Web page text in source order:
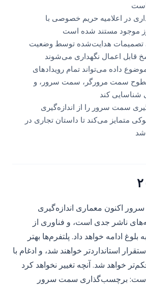
در اعلامیه حریم خصوصی با
موجود مستند شده است
هدایت‌شده توسط وضعیت
قابل اعمال نگهداری می‌شوند
داده می‌تواند تمام رویدادهای
سطوح سمت مرورگر، سمت سرور، و
شناسایی کند
سمت سرور را از اندازه‌گیری
متمایز می‌کند تا داستان تجاری در
اکنون معماری اندازه‌گیری
ناشر جدی است، و فناوری از
طریق ۲۰۲۶ و ۲۰۲۷ به بلوغ ادامه خواهد داد. پلتفرم‌ها بهتر
استانداردتر خواهند شد، و ادغام با
خواهد شد. آنچه تغییر نخواهد کرد
برچسب‌گذاری سمت سرور